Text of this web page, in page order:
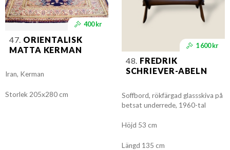
400 kr
47. ORIENTALISK
MATTA KERMAN
Iran, Kerman
Storlek 205x280 cm
1 600 kr
48. FREDRIK
SCHRIEVER-ABELN
Soffbord, rökfärgad glassskiva på
betsat underrede, 1960-tal
Höjd 53 cm
Längd 135 cm